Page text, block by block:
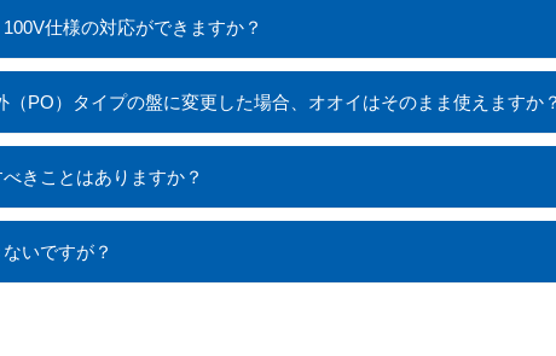
仕様の対応ができますか？
PO）タイプの盤に変更した場合、オオイはそのまま使えますか
きことはありますか？
いですが？